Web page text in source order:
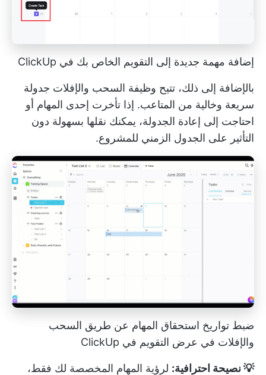
إضافة مهمة جديدة إلى التقويم الخاص بك في ClickUp
بالإضافة إلى ذلك، تتيح وظيفة السحب والإفلات جدولة
سريعة وخالية من المتاعب. إذا تأخرت إحدى المهام أو
احتاجت إلى إعادة الجدولة، يمكنك نقلها بسهولة دون
التأثير على الجدول الزمني للمشروع.
ضبط تواريخ استحقاق المهام عن طريق السحب
والإفلات في عرض التقويم في ClickUp
💡 نصيحة احترافية: لرؤية المهام المخصصة لك فقط،